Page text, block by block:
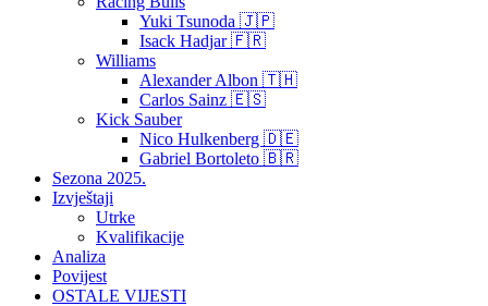
Yuki Tsunoda 🇯🇵
Isack Hadjar 🇫🇷
Williams
Alexander Albon 🇹🇭
Carlos Sainz 🇪🇸
Kick Sauber
Nico Hulkenberg 🇩🇪
Gabriel Bortoleto 🇧🇷
Sezona 2025.
Izvještaji
Utrke
Kvalifikacije
Analiza
Povijest
OSTALE VIJESTI